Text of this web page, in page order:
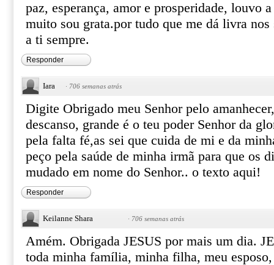
paz, esperança, amor e prosperidade, louvo
muito sou grata.por tudo que me dá livra
a ti sempre.
Responder
Iara · 706 semanas atrás
Digite Obrigado meu Senhor pelo
descanso, grande é o teu poder Senhor da
pela falta fé,as sei que cuida de mi e da
peço pela saúde de minha irmã para que os
mudado em nome do Senhor.. o texto aqui!
Responder
Keilanne Shara · 706 semanas atrás
Amém. Obrigada JESUS por mais um dia.
toda minha família, minha filha, meu